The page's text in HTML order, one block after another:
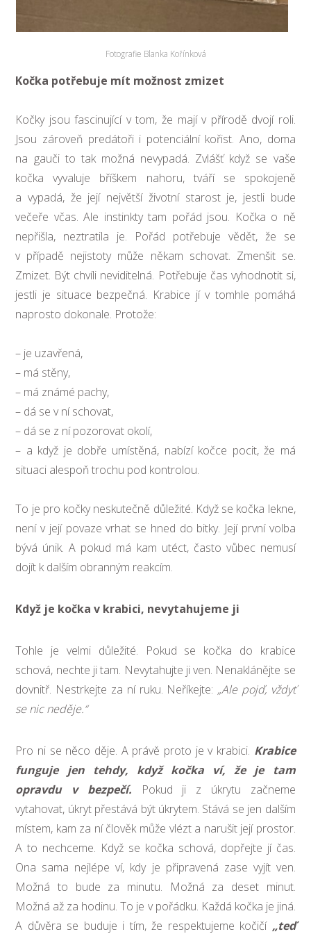
Fotografie Blanka Kořínková
Kočka potřebuje mít možnost zmizet
Kočky jsou fascinující v tom, že mají v přírodě dvojí roli.
Jsou zároveň predátoři i potenciální kořist. Ano, doma
na gauči to tak možná nevypadá. Zvlášť když se vaše
kočka vyvaluje bříškem nahoru, tváří se spokojeně
a vypadá, že její největší životní starost je, jestli bude
večeře včas. Ale instinkty tam pořád jsou. Kočka o ně
nepřišla, neztratila je. Pořád potřebuje vědět, že se
v případě nejistoty může někam schovat. Zmenšit se.
Zmizet. Být chvíli neviditelná. Potřebuje čas vyhodnotit si,
jestli je situace bezpečná. Krabice jí v tomhle pomáhá
naprosto dokonale. Protože:
– je uzavřená,
– má stěny,
– má známé pachy,
– dá se v ní schovat,
– dá se z ní pozorovat okolí,
– a když je dobře umístěná, nabízí kočce pocit, že má
situaci alespoň trochu pod kontrolou.
To je pro kočky neskutečně důležité. Když se kočka lekne,
není v její povaze vrhat se hned do bitky. Její první volba
bývá únik. A pokud má kam utéct, často vůbec nemusí
dojít k dalším obranným reakcím.
Když je kočka v krabici, nevytahujeme ji
Tohle je velmi důležité. Pokud se kočka do krabice
schová, nechte ji tam. Nevytahujte ji ven. Nenaklánějte se
dovnitř. Nestrkejte za ní ruku. Neříkejte: „Ale pojď, vždyť
se nic neděje.“
Pro ni se něco děje. A právě proto je v krabici. Krabice
funguje jen tehdy, když kočka ví, že je tam
opravdu v bezpečí. Pokud ji z úkrytu začneme
vytahovat, úkryt přestává být úkrytem. Stává se jen dalším
místem, kam za ní člověk může vlézt a narušit její prostor.
A to nechceme. Když se kočka schová, dopřejte jí čas.
Ona sama nejlépe ví, kdy je připravená zase vyjít ven.
Možná to bude za minutu. Možná za deset minut.
Možná až za hodinu. To je v pořádku. Každá kočka je jiná.
A důvěra se buduje i tím, že respektujeme kočičí „teď